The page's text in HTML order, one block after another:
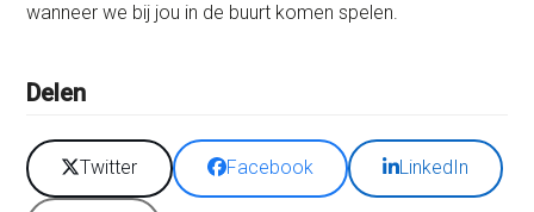
wanneer we bij jou in de buurt komen spelen.
Delen
Twitter Facebook LinkedIn